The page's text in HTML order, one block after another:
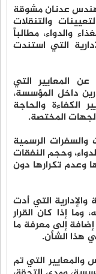
عدنان مشوقة
والتنقلات
والدواء، مطالباً
التي استندت
المعايير التي
داخل المؤسسة،
الكفاءة والحاجة
المختصة.
والسفرات الرسمية
وحجم النفقات
وعدم تكرارها دون
والإدارية التي أدت
إذا كان القرار
إضافة إلى معرفة ما
في هذا الشأن.
التي تم